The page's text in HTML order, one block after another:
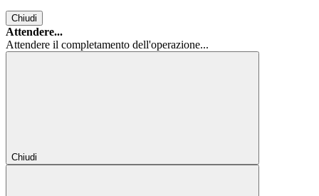
Chiudi
Attendere...
Attendere il completamento dell'operazione...
Chiudi